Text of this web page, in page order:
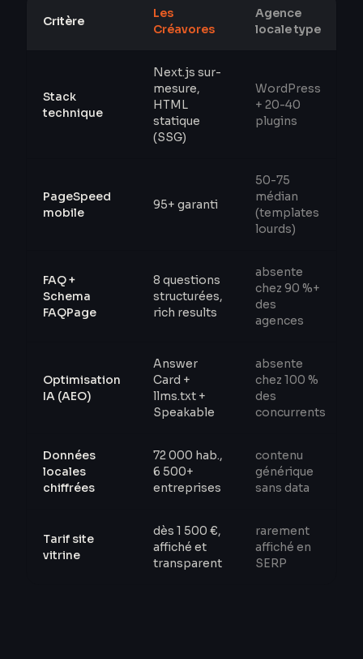
Critère
Les
Créavores
Agence
locale type
Stack
technique
Next.js sur-
mesure,
HTML
statique
(SSG)
WordPress
+ 20-40
plugins
PageSpeed
mobile
95+ garanti
50-75
médian
(templates
lourds)
FAQ +
Schema
FAQPage
8 questions
structurées,
rich results
absente
chez 90 %+
des
agences
Optimisation
IA (AEO)
Answer
Card +
llms.txt +
Speakable
absente
chez 100 %
des
concurrents
Données
locales
chiffrées
72 000 hab.,
6 500+
entreprises
contenu
générique
sans data
Tarif site
vitrine
dès 1 500 €,
affiché et
transparent
rarement
affiché en
SERP